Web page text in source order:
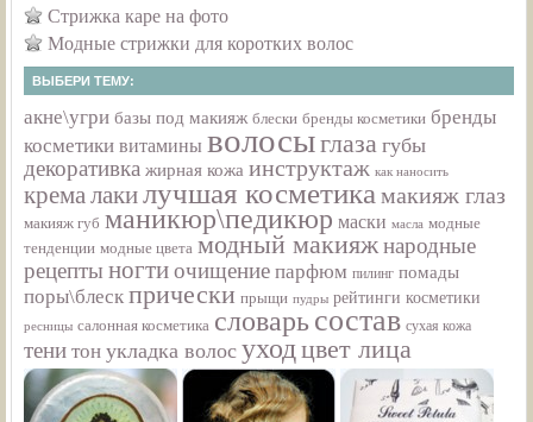
Стрижка каре на фото
Модные стрижки для коротких волос
ВЫБЕРИ ТЕМУ:
акне\угри базы под макияж блески бренды косметики бренды
косметики витамины волосыглаза губы
декоративка жирная кожа инструктаж как наносить
крема лакилучшая косметика макияж глаз
макияж губ маникюр\педикюр маски масла модные
тенденции модные цвета модный макияжнародные
рецепты ногтиочищение парфюм пилинг помады
поры\блеск прически прыщи пудры рейтинги косметики
ресницы салонная косметика словарьсостав сухая кожа
тени тон укладка волос уход цвет лица